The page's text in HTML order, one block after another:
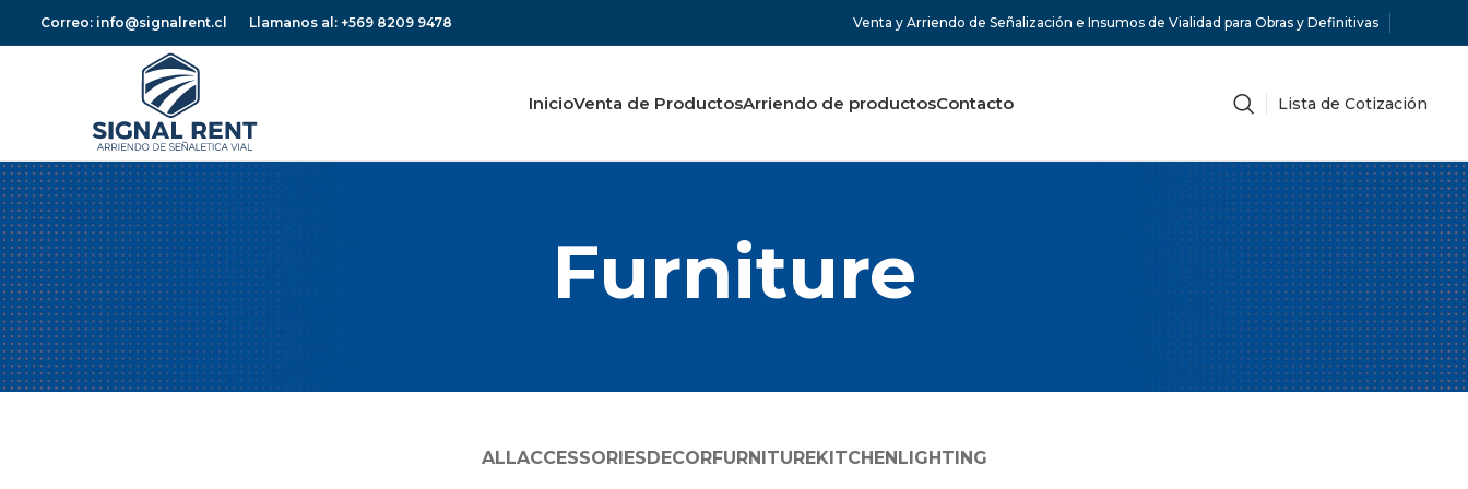
Correo: info@signalrent.cl Llamanos al: +569 8209 9478 Venta y Arriendo de Señalización e Insumos de Vialidad para Obras y Definitivas
InicioVenta de ProductosArriendo de productosContacto Lista de Cotización
Furniture
ALLACCESSORIESDECORFURNITUREKITCHENLIGHTING